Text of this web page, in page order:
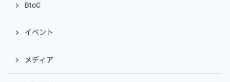
BtoC
イベント
メディア